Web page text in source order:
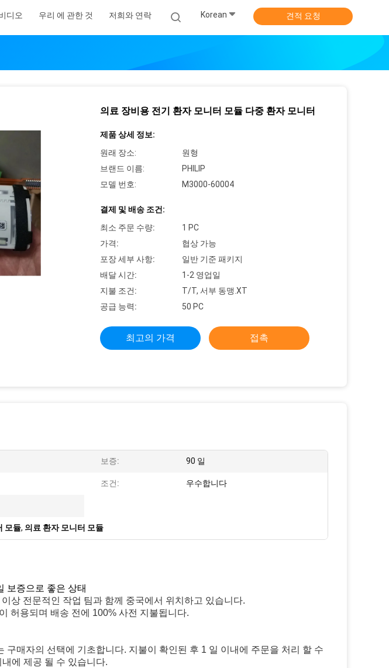
디오 우리 에 관한 것 저희와 연락 Korean 견적 요청
의료 장비용 전기 환자 모니터 모듈 다중 환자 모니터
제품 상세 정보:
원래 장소:
원형
브랜드 이름:
PHILIP
모델 번호:
M3000-60004
결제 및 배송 조건:
최소 주문 수량:
1 PC
가격:
협상 가능
포장 세부 사항:
일반 기준 패키지
배달 시간:
1-2 영업일
지불 조건:
T/T, 서부 동맹.XT
공급 능력:
50 PC
최고의 가격 접촉
보증: 90 일
조건: 우수합니다
모듈, 의료 환자 모니터 모듈
보증으로 좋은 상태
상 전문적인 작업 팀과 함께 중국에서 위치하고 있습니다.
허용되며 배송 전에 100% 사전 지불됩니다.
구매자의 선택에 기초합니다. 지불이 확인된 후 1 일 이내에 주문을 처리 할 수
에 제공 될 수 있습니다.